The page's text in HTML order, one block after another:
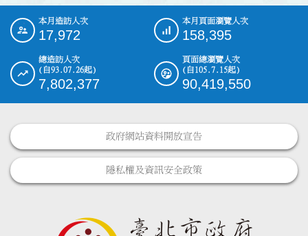
::: 本月造訪人次
17,972
本月頁面瀏覽人次
158,395
總造訪人次
(自93.07.26起)
7,802,377
頁面總瀏覽人次
(自105.7.15起)
90,419,550
政府網站資料開放宣告
隱私權及資訊安全政策